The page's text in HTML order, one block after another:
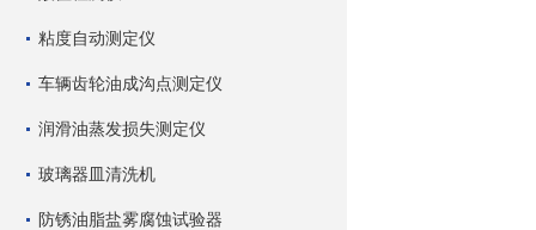
粘度自动测定仪
车辆齿轮油成沟点测定仪
润滑油蒸发损失测定仪
玻璃器皿清洗机
防锈油脂盐雾腐蚀试验器